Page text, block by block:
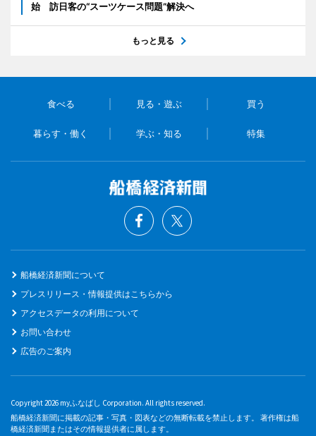
始 訪日客の“スーツケース問題”解決へ
もっと見る
食べる 見る・遊ぶ 買う
暮らす・働く 学ぶ・知る 特集
船橋経済新聞について
プレスリリース・情報提供はこちらから
アクセスデータの利用について
お問い合わせ
広告のご案内
Copyright 2026 myふなばし Corporation. All rights reserved.
船橋経済新聞に掲載の記事・写真・図表などの無断転載を禁止します。 著作権は船
橋経済新聞またはその情報提供者に属します。